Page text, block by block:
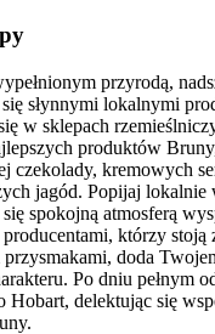
przyrodą,
słynnymi lokalnymi
w sklepach
produktów
czekolady, kremowych
jagód. Popijaj lokalnie
spokojną atmosferą
producentami, którzy stoją
doda
Po dniu pełnym
Hobart, delektując się